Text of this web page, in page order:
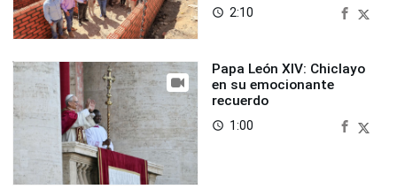
access_time 2:10
Papa León XIV: Chiclayo
en su emocionante
recuerdo
access_time 1:00